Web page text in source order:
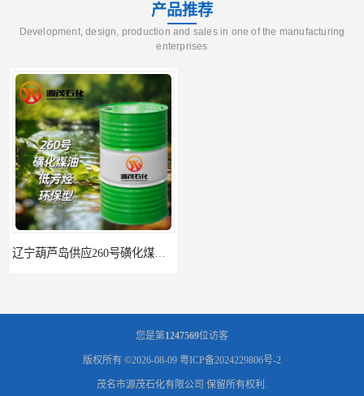
产品推荐
Development, design, production and sales in one of the manufacturing
enterprises
您是第1247569位访客
版权所有 ©2026-08-09 粤ICP备2024229806号-2
茂名市源茂石化有限公司 保留所有权利.